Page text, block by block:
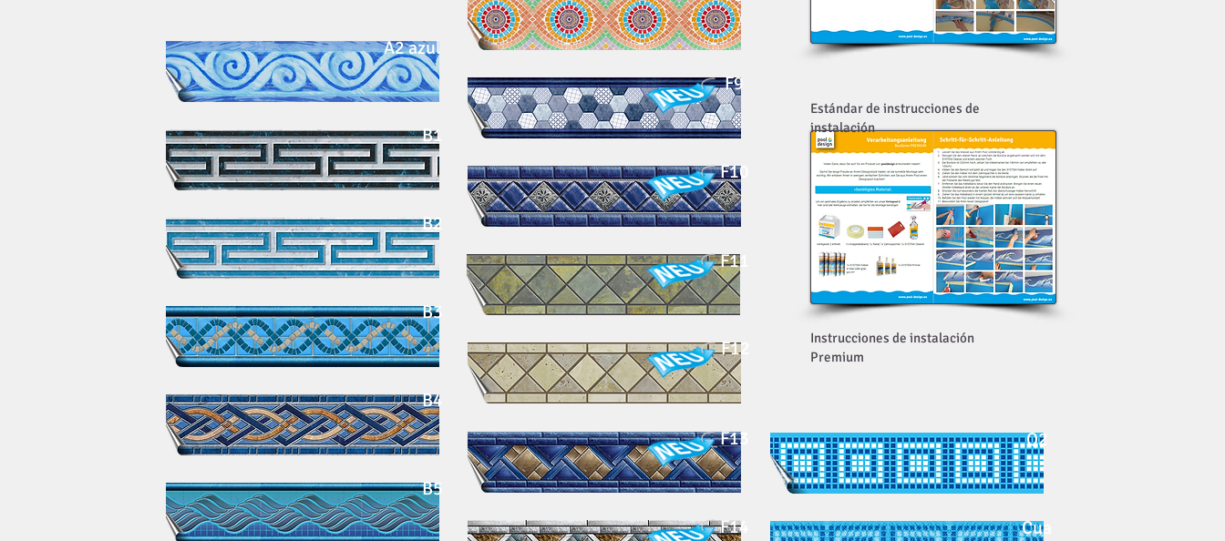
A2 azul
B1
B2
B3
B4
B5
F9
F10
F11
F12
F13
F14
Estándar de instrucciones de
instalación
Instrucciones de instalación
Premium
Q2
Cua